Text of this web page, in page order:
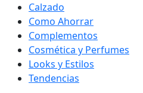
Calzado
Como Ahorrar
Complementos
Cosmética y Perfumes
Looks y Estilos
Tendencias